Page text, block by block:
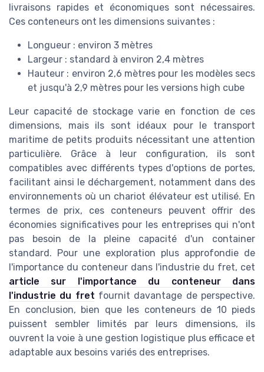
livraisons rapides et économiques sont nécessaires.
Ces conteneurs ont les dimensions suivantes :
Longueur : environ 3 mètres
Largeur : standard à environ 2,4 mètres
Hauteur : environ 2,6 mètres pour les modèles secs
et jusqu'à 2,9 mètres pour les versions high cube
Leur capacité de stockage varie en fonction de ces
dimensions, mais ils sont idéaux pour le transport
maritime de petits produits nécessitant une attention
particulière. Grâce à leur configuration, ils sont
compatibles avec différents types d'options de portes,
facilitant ainsi le déchargement, notamment dans des
environnements où un chariot élévateur est utilisé. En
termes de prix, ces conteneurs peuvent offrir des
économies significatives pour les entreprises qui n'ont
pas besoin de la pleine capacité d'un container
standard. Pour une exploration plus approfondie de
l'importance du conteneur dans l'industrie du fret, cet
article sur l'importance du conteneur dans
l'industrie du fret fournit davantage de perspective.
En conclusion, bien que les conteneurs de 10 pieds
puissent sembler limités par leurs dimensions, ils
ouvrent la voie à une gestion logistique plus efficace et
adaptable aux besoins variés des entreprises.